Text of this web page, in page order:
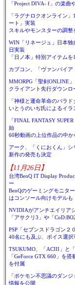
「Project DIVA- f」の楽曲
「ラグナロクオンライン
ート」実装
スキルやモンスターの調
WIN「リネージュ」日本
日実装
「日ノ本」特別アイテム
カプコン、「ヴァンパイ
MMORPG「聖剣ONLINE
クライアント先行ダウンロ
「神様と運命革命のパラ
いとうのいぢ氏によるイラ
「FINAL FANTASY
始
60秒動画の上位作品の中か
アーク、「くにおくん」
新作の発売も決定
【11月26日】
台湾BenQ IT Display
ー
BenQのゲーミングモニタ
はコンソール向けモデルも
NVIDIAがアンチエイリア
「アサクリ3」や「
PSP「セブンスドラゴン２
40名にも及ぶ、ボイス選
TSUKUMO、「ACIII」と
「GeForce GTX 660」を
を付属
「ポケモン不思議のダン
情報を公開